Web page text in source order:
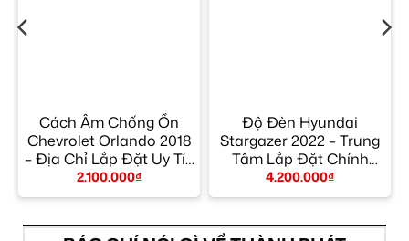
Cách Âm Chống Ồn
Chevrolet Orlando 2018
– Địa Chỉ Lắp Đặt Uy Tín
TPHCM
2.100.000₫
Độ Đèn Hyundai
Stargazer 2022 – Trung
Tâm Lắp Đặt Chính
Hãng Giá Tốt TPHCM
4.200.000₫